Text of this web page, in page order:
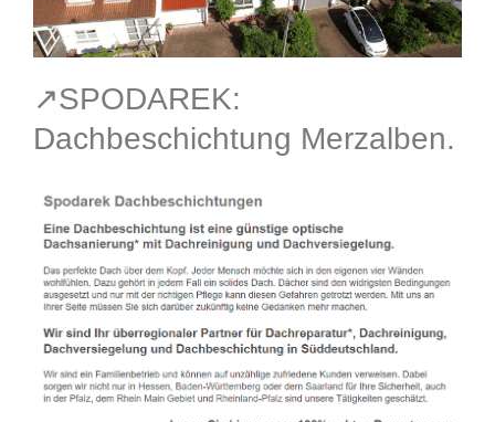
↗️SPODAREK:
Dachbeschichtung Merzalben.